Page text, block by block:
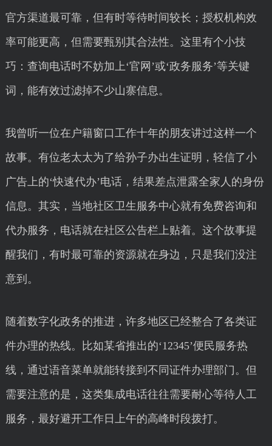
官方渠道最可靠，但有时等待时间较长；授权机构效
率可能更高，但需要甄别其合法性。这里有个小技
巧：查询电话时不妨加上‘官网’或‘政务服务’等关键
词，能有效过滤掉不少山寨信息。
我曾听一位在户籍窗口工作十年的朋友讲过这样一个
故事。有位老太太为了给孙子办出生证明，轻信了小
广告上的‘快速代办’电话，结果差点泄露全家人的身份
信息。其实，当地社区卫生服务中心就有免费咨询和
代办服务，电话就在社区公告栏上贴着。这个故事提
醒我们，有时最可靠的资源就在身边，只是我们没注
意到。
随着数字化政务的推进，许多地区已经整合了各类证
件办理的热线。比如某省推出的‘12345’便民服务热
线，通过语音菜单就能转接到不同证件办理部门。但
需要注意的是，这类集成电话往往需要耐心等待人工
服务，最好避开工作日上午的高峰时段拨打。